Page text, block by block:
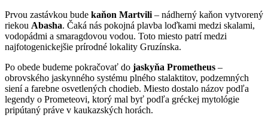
Prvou zastávkou bude kaňon Martvili – nádherný kaňon vytvorený
riekou Abasha. Čaká nás pokojná plavba loďkami medzi skalami,
vodopádmi a smaragdovou vodou. Toto miesto patrí medzi
najfotogenickejšie prírodné lokality Gruzínska.
Po obede budeme pokračovať do jaskyňa Prometheus –
obrovského jaskynného systému plného stalaktitov, podzemných
siení a farebne osvetlených chodieb. Miesto dostalo názov podľa
legendy o Prometeovi, ktorý mal byť podľa gréckej mytológie
pripútaný práve v kaukazských horách.